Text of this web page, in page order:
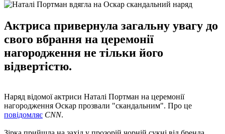
Актриса привернула загальну увагу до
свого вбрання на церемонії
нагородження не тільки його
відвертістю.
Наряд відомої актриси Наталі Портман на церемонії
нагородження Оскар прозвали "скандальним". Про це
повідомляє CNN.